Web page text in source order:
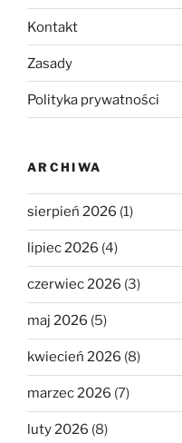
Kontakt
Zasady
Polityka prywatności
ARCHIWA
sierpień 2026 (1)
lipiec 2026 (4)
czerwiec 2026 (3)
maj 2026 (5)
kwiecień 2026 (8)
marzec 2026 (7)
luty 2026 (8)